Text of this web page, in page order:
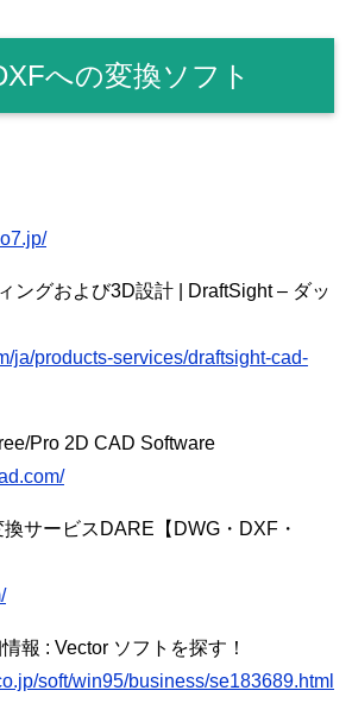
への変換ソフト
ングおよび3D設計 | DraftSight – ダッ
ja/products-services/draftsight-cad-
Pro 2D CAD Software
サービスDARE【DWG・DXF・
報 : Vector ソフトを探す！
soft/win95/business/se183689.html